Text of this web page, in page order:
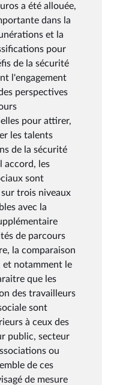
a été allouée,
dans la
et la
pour
de la sécurité
l'engagement
perspectives
pour attirer,
les talents
de la sécurité
accord, les
sont
trois niveaux
avec la
de parcours
la comparaison
et notamment le
que les
des travailleurs
sont
à ceux des
public, secteur
ou
de ces
de mesure